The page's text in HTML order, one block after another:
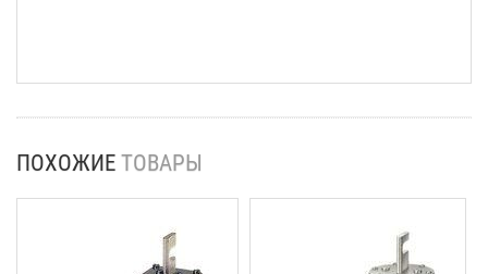
ПОХОЖИЕ ТОВАРЫ